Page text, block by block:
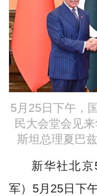
5月25日下午，
民大会堂会见
斯坦总理夏巴
新华社北
军）5月25日下